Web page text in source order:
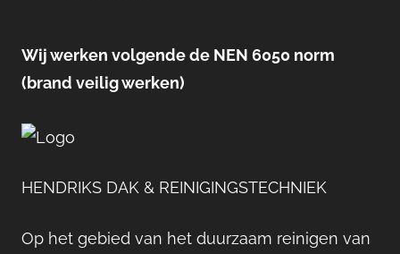
Wij werken volgende de NEN 6050 norm
(brand veilig werken)
HENDRIKS DAK & REINIGINGSTECHNIEK
Op het gebied van het duurzaam reinigen van